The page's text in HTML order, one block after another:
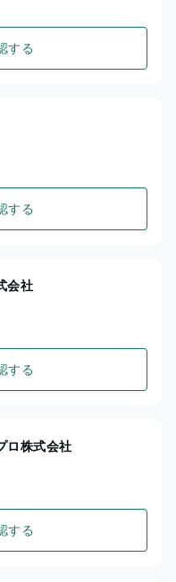
する
する
会社
する
ロ株式会社
する